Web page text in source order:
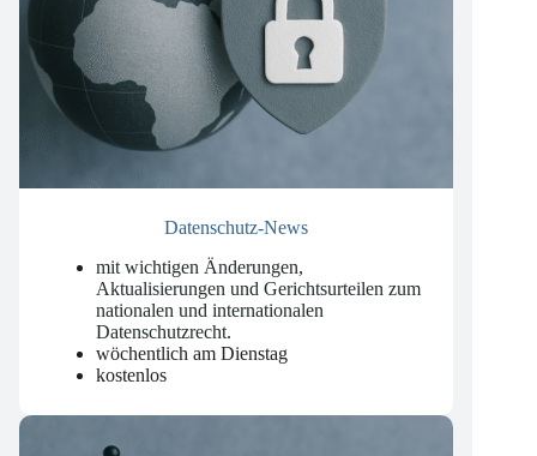
Datenschutz-News
mit wichtigen Änderungen,
Aktualisierungen und Gerichtsurteilen zum
nationalen und internationalen
Datenschutzrecht.
wöchentlich am Dienstag